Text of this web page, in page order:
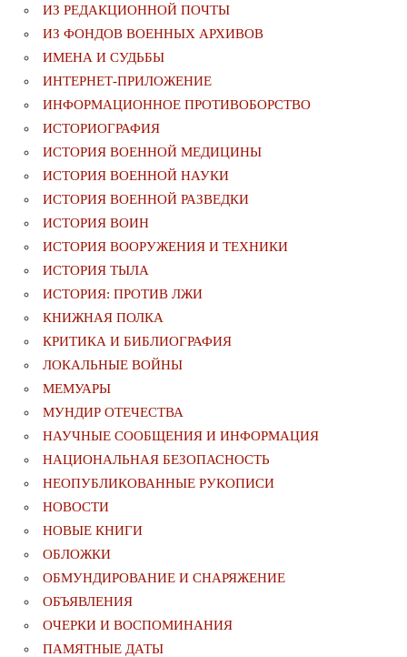
ИЗ РЕДАКЦИОННОЙ ПОЧТЫ
ИЗ ФОНДОВ ВОЕННЫХ АРХИВОВ
ИМЕНА И СУДЬБЫ
ИНТЕРНЕТ-ПРИЛОЖЕНИЕ
ИНФОРМАЦИОННОЕ ПРОТИВОБОРСТВО
ИСТОРИОГРАФИЯ
ИСТОРИЯ ВОЕННОЙ МЕДИЦИНЫ
ИСТОРИЯ ВОЕННОЙ НАУКИ
ИСТОРИЯ ВОЕННОЙ РАЗВЕДКИ
ИСТОРИЯ ВОИН
ИСТОРИЯ ВООРУЖЕНИЯ И ТЕХНИКИ
ИСТОРИЯ ТЫЛА
ИСТОРИЯ: ПРОТИВ ЛЖИ
КНИЖНАЯ ПОЛКА
КРИТИКА И БИБЛИОГРАФИЯ
ЛОКАЛЬНЫЕ ВОЙНЫ
МЕМУАРЫ
МУНДИР ОТЕЧЕСТВА
НАУЧНЫЕ СООБЩЕНИЯ И ИНФОРМАЦИЯ
НАЦИОНАЛЬНАЯ БЕЗОПАСНОСТЬ
НЕОПУБЛИКОВАННЫЕ РУКОПИСИ
НОВОСТИ
НОВЫЕ КНИГИ
ОБЛОЖКИ
ОБМУНДИРОВАНИЕ И СНАРЯЖЕНИЕ
ОБЪЯВЛЕНИЯ
ОЧЕРКИ И ВОСПОМИНАНИЯ
ПАМЯТНЫЕ ДАТЫ